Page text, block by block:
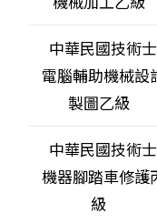
中華民國技術
電腦輔助機械設
製圖乙級
中華民國技術
機器腳踏車修護
級